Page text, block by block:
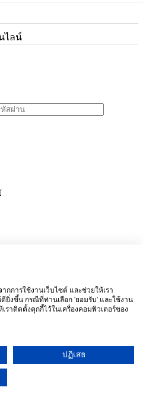
ไลน์
พุธ
พฤหัสบดี
ศุกร์
เสาร์
กการใช้งานเว็บไซต์ และช่วยให้เรา
งขึ้น กรณีที่ท่านเลือก 'ยอมรับ' และใช้งาน
ราติดตั้งคุกกี้ไว้ในเครื่องคอมพิวเตอร์ของ
ปฏิเสธ